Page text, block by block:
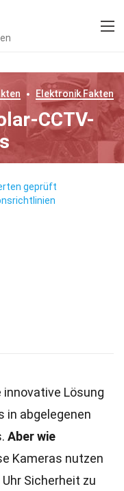
ElektronikFakten
CCTV-
geprüft
innovative Lösung
in abgelegenen
Aber wie
Kameras nutzen
Sicherheit zu